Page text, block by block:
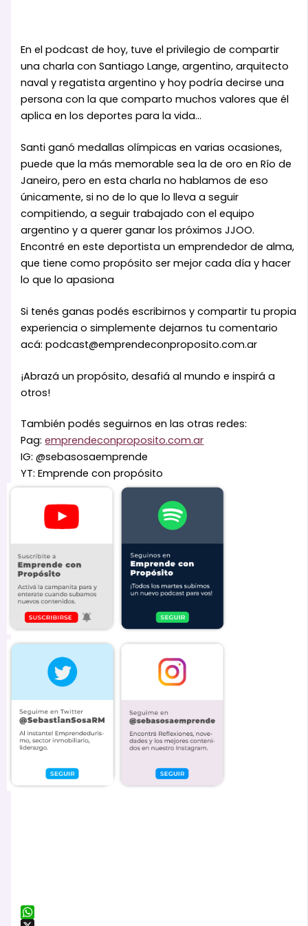
En el podcast de hoy, tuve el privilegio de compartir
una charla con Santiago Lange, argentino, arquitecto
naval y regatista argentino y hoy podría decirse una
persona con la que comparto muchos valores que él
aplica en los deportes para la vida…
Santi ganó medallas olímpicas en varias ocasiones,
puede que la más memorable sea la de oro en Río de
Janeiro, pero en esta charla no hablamos de eso
únicamente, si no de lo que lo lleva a seguir
compitiendo, a seguir trabajado con el equipo
argentino y a querer ganar los próximos JJOO.
Encontré en este deportista un emprendedor de alma,
que tiene como propósito ser mejor cada día y hacer
lo que lo apasiona
Si tenés ganas podés escribirnos y compartir tu propia
experiencia o simplemente dejarnos tu comentario
acá: podcast@emprendeconproposito.com.ar
¡Abrazá un propósito, desafiá al mundo e inspirá a
otros!
También podés seguirnos en las otras redes:
Pag:emprendeconproposito.com.ar
IG: @sebasosaemprende
YT: Emprende con propósito